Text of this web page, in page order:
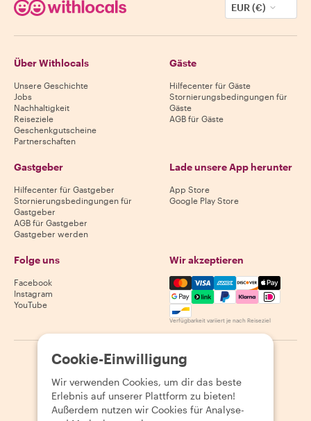
EUR (€)
Über Withlocals
Unsere Geschichte
Jobs
Nachhaltigkeit
Reiseziele
Geschenkgutscheine
Partnerschaften
Gäste
Hilfecenter für Gäste
Stornierungsbedingungen für
Gäste
AGB für Gäste
Gastgeber
Hilfecenter für Gastgeber
Stornierungsbedingungen für
Gastgeber
AGB für Gastgeber
Gastgeber werden
Lade unsere App herunter
App Store
Google Play Store
Folge uns
Facebook
Instagram
YouTube
Wir akzeptieren
Mastercard, Visa, Amex,
Verfügbarkeit variiert je nach Reiseziel
2026 Withlocals.com | Datenschutzerklärung
Seitenübersicht
Cookie-Einwilligung
Wir verwenden Cookies, um dir das beste
Erlebnis auf unserer Plattform zu bieten!
Außerdem nutzen wir Cookies für Analyse-